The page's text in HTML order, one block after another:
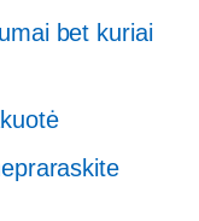
bet kuriai